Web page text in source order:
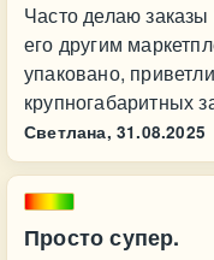
Часто делаю
его другим
упаковано,
крупногабаритных
Светлана, 31.08.2025
Просто супер.